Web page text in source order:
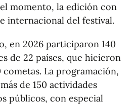
momento, la edición con
internacional del festival.
en 2026 participaron 140
de 22 países, que hicieron
La programación,
de 150 actividades
públicos, con especial